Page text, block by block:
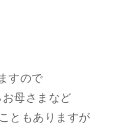
すので
母さまなど
ともありますが